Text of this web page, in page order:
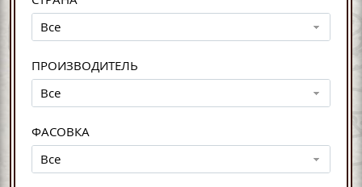
Все
ПРОИЗВОДИТЕЛЬ
Все
ФАСОВКА
Все